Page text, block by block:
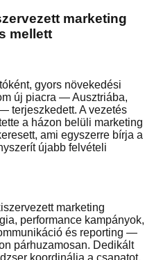
marketing
mellett
gyors növekedési
új piacra — Ausztriába,
terjeszkedett. A vezetés
a házon belüli marketing
ami egyszerre bírja a
újabb felvételi
marketing
performance kampányok,
és reporting —
párhuzamosan. Dedikált
koordinálja a csapatot,